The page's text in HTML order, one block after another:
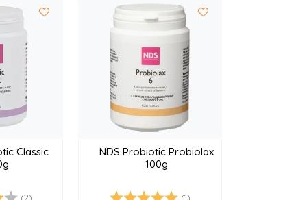
Classic
(2)
NDS Probiotic Probiolax
100g
(1)